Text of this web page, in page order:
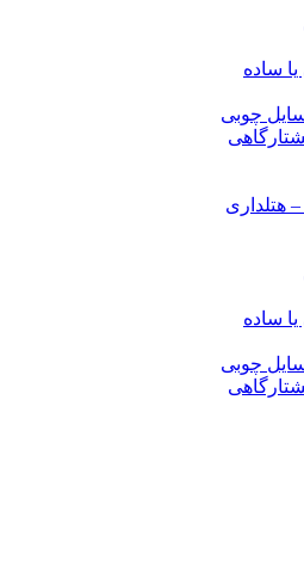
ساده
چوبی
هتلداری
ساده
چوبی